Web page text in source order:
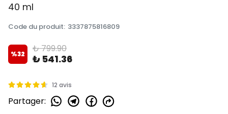
40 ml
Code du produit: 3337875816809
%32 ₺ 799.90
₺ 541.36
12 avis
Partager: